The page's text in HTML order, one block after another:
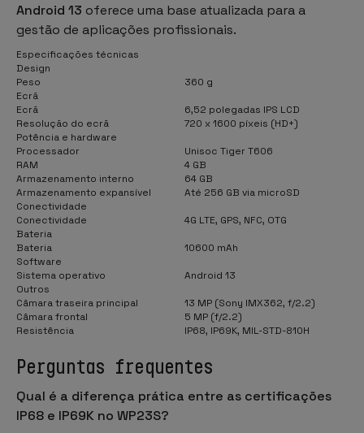
Android 13 oferece uma base atualizada para a
gestão de aplicações profissionais.
Especificações técnicas
Design
Peso
360 g
Ecrã
Ecrã
6,52 polegadas IPS LCD
Resolução do ecrã
720 x 1600 píxeis (HD+)
Potência e hardware
Processador
Unisoc Tiger T606
RAM
4 GB
Armazenamento interno
64 GB
Armazenamento expansível
Até 256 GB via microSD
Conectividade
Conectividade
4G LTE, GPS, NFC, OTG
Bateria
Bateria
10600 mAh
Software
Sistema operativo
Android 13
Outros
Câmara traseira principal
13 MP (Sony IMX362, f/2.2)
Câmara frontal
5 MP (f/2.2)
Resistência
IP68, IP69K, MIL-STD-810H
Perguntas frequentes
Qual é a diferença prática entre as certificações
IP68 e IP69K no WP23S?